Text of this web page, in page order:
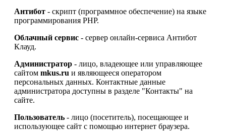
Антибот - скрипт (программное обеспечение) на языке
программирования PHP.
Облачный сервис - сервер онлайн-сервиса Антибот
Клауд.
Администратор - лицо, владеющее или управляющее
сайтом mkus.ru и являющееся оператором
персональных данных. Контактные данные
администратора доступны в разделе "Контакты" на
сайте.
Пользователь - лицо (посетитель), посещающее и
использующее сайт с помощью интернет браузера.